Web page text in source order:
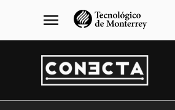
navegación
principal
menu